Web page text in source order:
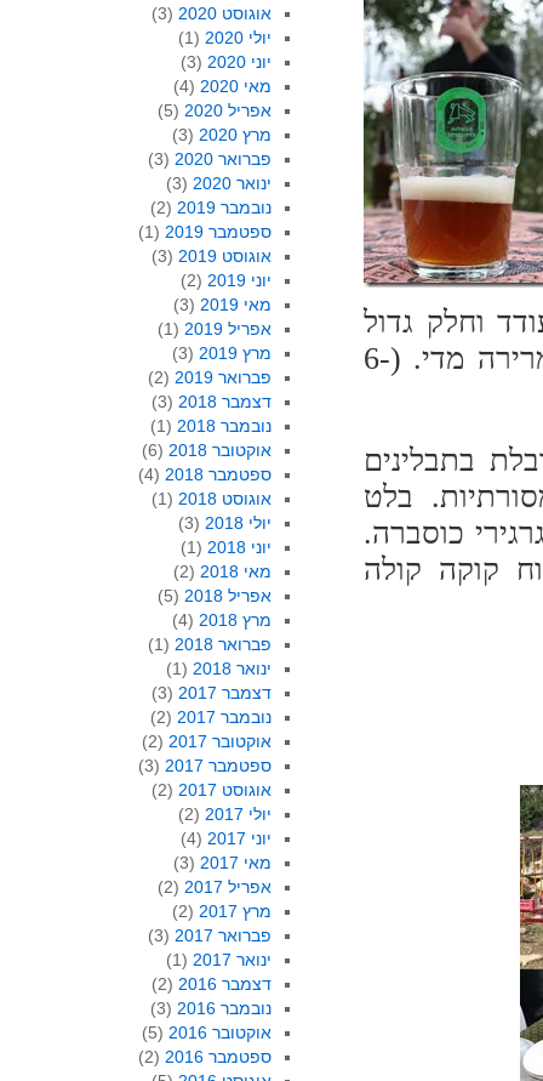
וחלק גדול
משאר הנוכחים התלהבו מאוד. לדני היא היתה מרירה מדי. (6-
בתבלינים
בלט
כוסברה.
קוקה קולה
אוגוסט 2020
(3)
יולי 2020
(1)
יוני 2020
(3)
מאי 2020
(4)
אפריל 2020
(5)
מרץ 2020
(3)
פברואר 2020
(3)
ינואר 2020
(3)
נובמבר 2019
(2)
ספטמבר 2019
(1)
אוגוסט 2019
(3)
יוני 2019
(2)
מאי 2019
(3)
אפריל 2019
(1)
מרץ 2019
(3)
פברואר 2019
(2)
דצמבר 2018
(3)
נובמבר 2018
(1)
אוקטובר 2018
(6)
ספטמבר 2018
(4)
אוגוסט 2018
(1)
יולי 2018
(3)
יוני 2018
(1)
מאי 2018
(2)
אפריל 2018
(5)
מרץ 2018
(4)
פברואר 2018
(1)
ינואר 2018
(1)
דצמבר 2017
(3)
נובמבר 2017
(2)
אוקטובר 2017
(2)
ספטמבר 2017
(3)
אוגוסט 2017
(2)
יולי 2017
(2)
יוני 2017
(4)
מאי 2017
(3)
אפריל 2017
(2)
מרץ 2017
(2)
פברואר 2017
(3)
ינואר 2017
(1)
דצמבר 2016
(2)
נובמבר 2016
(3)
אוקטובר 2016
(5)
ספטמבר 2016
(2)